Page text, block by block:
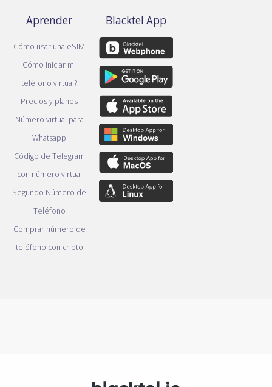
Aprender
Cómo usar una eSIM
Cómo iniciar mi
teléfono virtual?
Precios y planes
Número virtual para
Whatsapp
Código de Telegram
con número virtual
Segundo Número de
Teléfono
Comprar número de
teléfono con cripto
Blacktel App